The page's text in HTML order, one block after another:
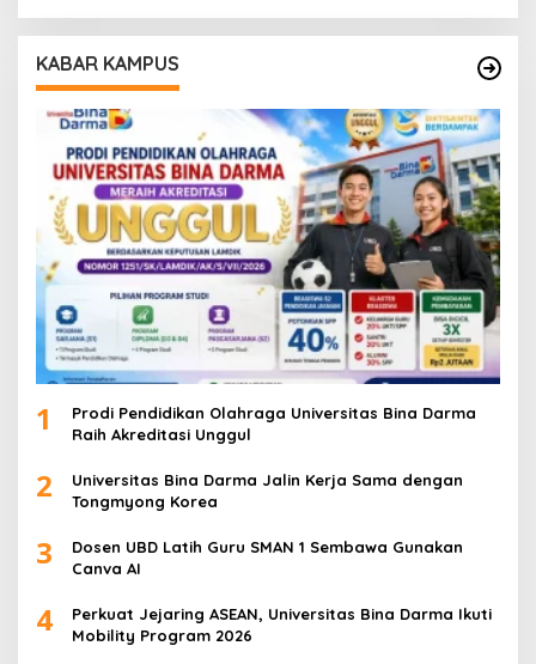
KABAR KAMPUS
1
Prodi Pendidikan Olahraga Universitas Bina Darma
Raih Akreditasi Unggul
2
Universitas Bina Darma Jalin Kerja Sama dengan
Tongmyong Korea
3
Dosen UBD Latih Guru SMAN 1 Sembawa Gunakan
Canva AI
4
Perkuat Jejaring ASEAN, Universitas Bina Darma Ikuti
Mobility Program 2026